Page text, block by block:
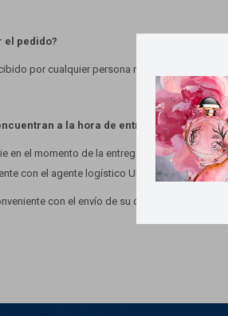
el pedido?
por cualquier persona mayor de 18 años
a la hora de entregar el pedido?
en el momento de la entrega, el agente
con el agente logístico UES
con el envío de su compra,